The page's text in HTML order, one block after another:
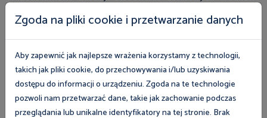
ochrony oraz prawidłowy dobór i użytkowanie
indywidualnych zabezpieczeń chroniących przed
upadkiem. Uczestnikom przybliżono również obowiązki
osób kierujących pracownikami, zasady przygotowania
pracowników do pracy oraz aspekty odpowiedzialności
karnej i wykroczeniowej za naruszenia przepisów BHP.
Zgoda na pliki cookie i przetwarzanie danych
Aby zapewnić jak najlepsze wrażenia korzystamy z technologii,
takich jak pliki cookie, do przechowywania i/lub uzyskiwania
dostępu do informacji o urządzeniu. Zgoda na te technologie
pozwoli nam przetwarzać dane, takie jak zachowanie podczas
przeglądania lub unikalne identyfikatory na tej stronie. Brak